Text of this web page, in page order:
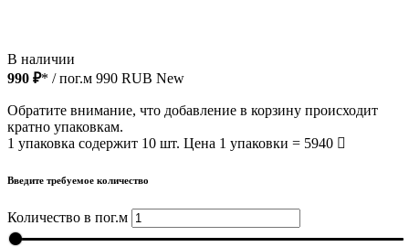
В наличии
990 ₽* / пог.м 990 RUB New
Обратите внимание, что добавление в корзину происходит
кратно упаковкам.
1 упаковка содержит 10 шт. Цена 1 упаковки = 5940
Введите требуемое количество
Количество в пог.м